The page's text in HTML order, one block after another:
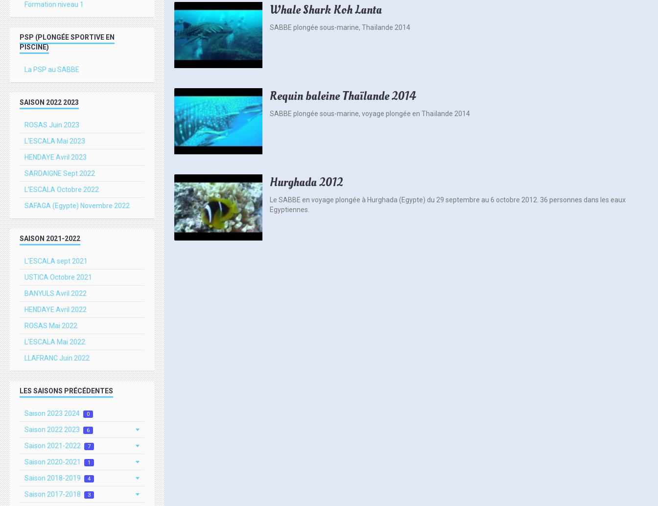
Whale Shark Koh Lanta
SABBE plongée sous-marine, Thaïlande 2014
Requin baleine Thaïlande 2014
SABBE plongée sous-marine, voyage plongée en Thaïlande 2014
Hurghada 2012
Le SABBE en voyage plongée à Hurghada (Egypte) du 29 septembre au 6 octobre 2012. 36 personnes dans les eaux
Egyptiennes.
Formation niveau 1
PSP (PLONGÉE SPORTIVE EN
PISCINE)
La PSP au SABBE
SAISON 2022 2023
ROSAS Juin 2023
L'ESCALA Mai 2023
HENDAYE Avril 2023
SARDAIGNE Sept 2022
L'ESCALA Octobre 2022
SAFAGA (Egypte) Novembre 2022
SAISON 2021-2022
L'ESCALA sept 2021
USTICA Octobre 2021
BANYULS Avril 2022
HENDAYE Avril 2022
ROSAS Mai 2022
L'ESCALA Mai 2022
LLAFRANC Juin 2022
LES SAISONS PRÉCÉDENTES
Saison 2023 2024 0
Saison 2022 2023 6
Saison 2021-2022 7
Saison 2020-2021 1
Saison 2018-2019 4
Saison 2017-2018 3